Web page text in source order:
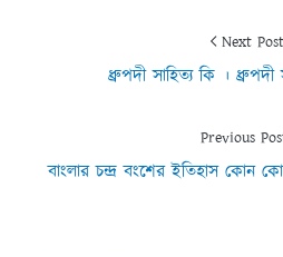
Next Post
ধ্রুপদী সাহিত্য কি । ধ্রুপদী
Previous
বাংলার চন্দ্র বংশের ইতিহাস কোন